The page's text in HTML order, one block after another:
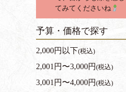
てみてくださいね
予算・価格で探す
2,000円以下(税込)
2,001円〜3,000円 (税込)
3,001円〜4,000円 (税込)